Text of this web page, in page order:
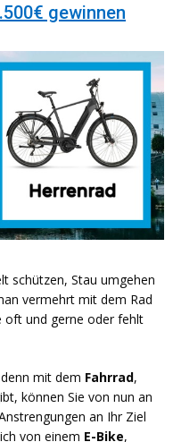
gewinnen
schützen, Stau umgehen
vermehrt mit dem Rad
oft und gerne oder fehlt
mit dem Fahrrad,
können Sie von nun an
an Ihr Ziel
von einem E-Bike,